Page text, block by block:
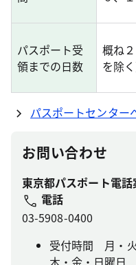
パスポート受
領までの日数
概ね
を除く
パスポートセンター
お問い合わせ
東京都パスポート電
電話
03-5908-0400
受付時間 月・
木・金・日曜日